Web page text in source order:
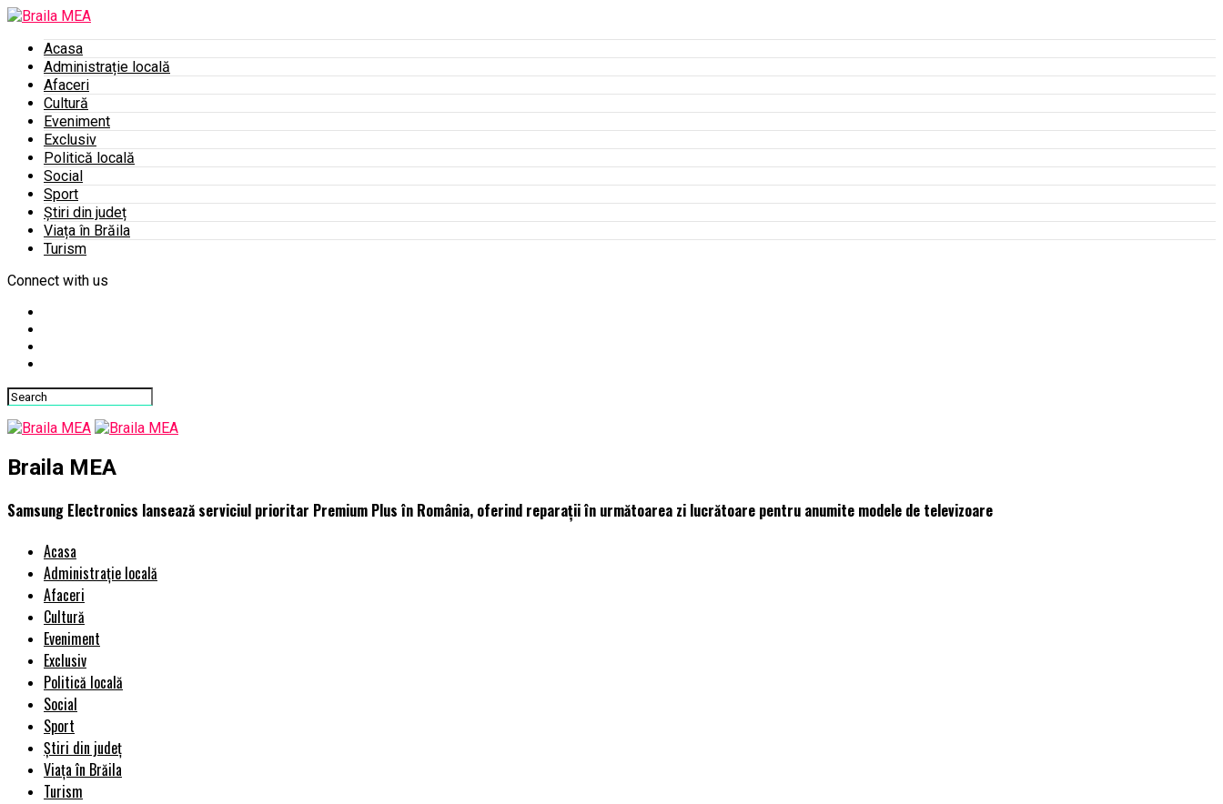
Acasa
Administrație locală
Afaceri
Cultură
Eveniment
Exclusiv
Politică locală
Social
Sport
Știri din județ
Viața în Brăila
Turism
Connect with us
Braila MEA
Samsung Electronics lansează serviciul prioritar Premium Plus în România, oferind reparații în următoarea zi lucrătoare pentru anumite modele de televizoare
Acasa
Administrație locală
Afaceri
Cultură
Eveniment
Exclusiv
Politică locală
Social
Sport
Știri din județ
Viața în Brăila
Turism